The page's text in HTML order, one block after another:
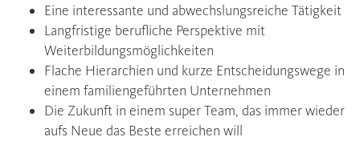
Eine interessante und abwechslungsreiche Tätigkeit
Langfristige berufliche Perspektive mit
Weiterbildungsmöglichkeiten
Flache Hierarchien und kurze Entscheidungswege in
einem familiengeführten Unternehmen
Die Zukunft in einem super Team, das immer wieder
aufs Neue das Beste erreichen will